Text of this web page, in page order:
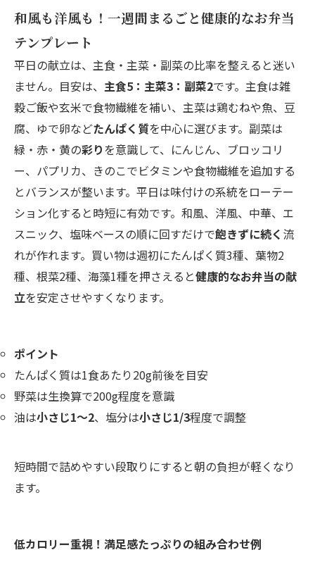
和風も洋風も！一週間まるごと健康的なお弁当
テンプレート
平日の献立は、主食・主菜・副菜の比率を整えると迷い
ません。目安は、 主食5：主菜3：副菜2です。主食は雑
穀ご飯や玄米で食物繊維を補い、主菜は鶏むねや魚、豆
腐、ゆで卵などたんぱく質を中心に選びます。副菜は
緑・赤・黄の彩り を意識して、にんじん、ブロッコリ
ー、パプリカ、きのこでビタミンや食物繊維を追加する
とバランスが整います。平日は味付けの系統をローテー
ション化すると時短に有効です。和風、洋風、中華、エ
スニック、塩味ベースの順に回すだけで飽きずに続く 流
れが作れます。買い物は週初にたんぱく質3種、葉物2
種、根菜2種、海藻1種を押さえると健康的なお弁当の献
立を安定させやすくなります。
ポイント
たんぱく質は1食あたり20g前後を目安
野菜は生換算で200g程度を意識
油は小さじ1〜2、塩分は小さじ1/3程度で調整
短時間で詰めやすい段取りにすると朝の負担が軽くなり
ます。
低カロリー重視！満足感たっぷりの組み合わせ例